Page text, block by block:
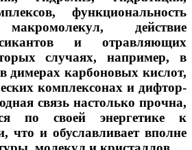
функциональность
макромолекул, действие
и отравляющих
случаях, например, в
димерах карбоновых кислот,
комплексонах и дифтор-
связь настолько прочна,
по своей энергетике к
что и обуславливает вполне